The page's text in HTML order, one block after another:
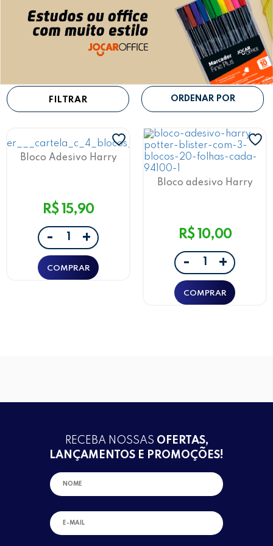
FILTRAR
Bloco Adesivo Harry
R$ 15,90
- +
Bloco adesivo Harry
R$ 10,00
- +
RECEBA NOSSAS OFERTAS,
LANÇAMENTOS E PROMOÇÕES!